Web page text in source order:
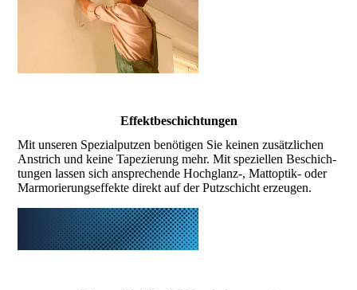
Effektbeschichtungen
Mit unseren Spezial­putzen benö­tigen Sie keinen zusätz­lichen
Anstrich und keine Tape­zierung mehr. Mit speziellen Beschich­
tungen lassen sich an­spre­chende Hoch­glanz-, Matt­optik- oder
Marmorie­rungs­effekte direkt auf der Putz­schicht erzeu­gen.